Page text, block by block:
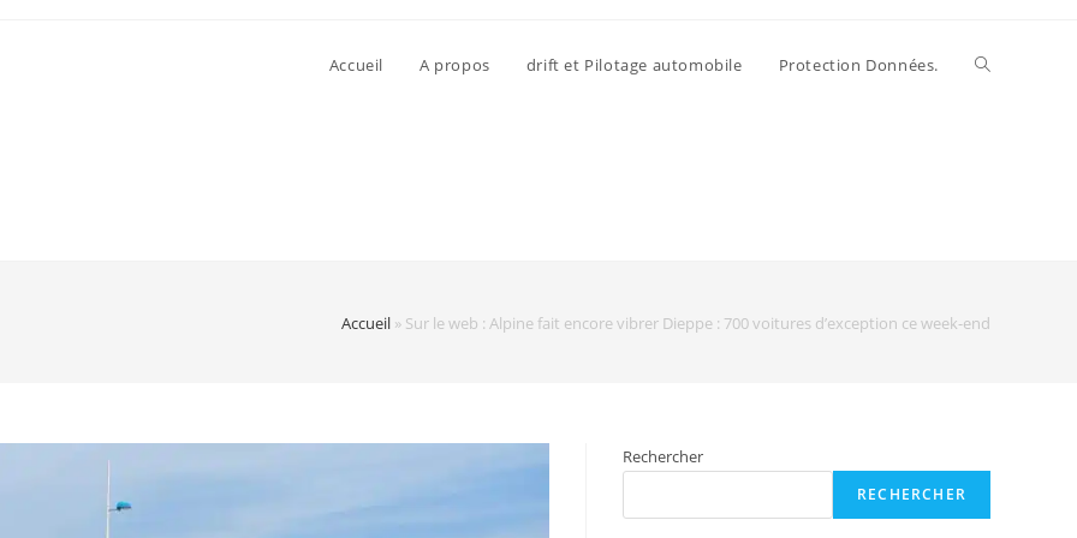
Accueil A propos drift et Pilotage automobile Protection Données.
Accueil » Sur le web : Alpine fait encore vibrer Dieppe : 700 voitures d’exception ce week-end
Rechercher
RECHERCHER